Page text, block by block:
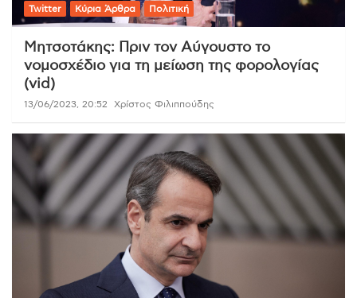
Twitter Κύρια Άρθρα Πολιτική
Μητσοτάκης: Πριν τον Αύγουστο το
νομοσχέδιο για τη μείωση της φορολογίας
(vid)
13/06/2023, 20:52 Χρίστος Φιλιππούδης